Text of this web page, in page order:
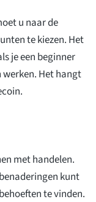
u naar de
te kiezen. Het
je een beginner
Het hangt
met handelen.
kunt
te vinden.